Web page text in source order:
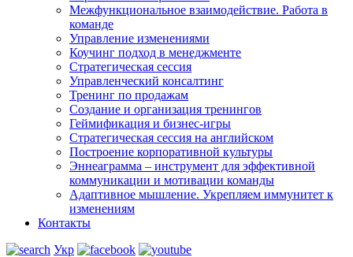
Межфункциональ­ное взаимодействие. Работа в
команде
Управление изменениями
Коучинг подход в менеджменте
Стратегическая сессия
Управленческий консалтинг
Тренинг по продажам
Создание и организация тренингов
Геймификация и бизнес-игры
Стратегическая сессия на английском
Построение корпоративной культуры
Эннеаграмма – инструмент для эффективной
коммуникации и мотивации команды
Адаптивное мышление. Укрепляем иммунитет к
изменениям
Контакты
Укр